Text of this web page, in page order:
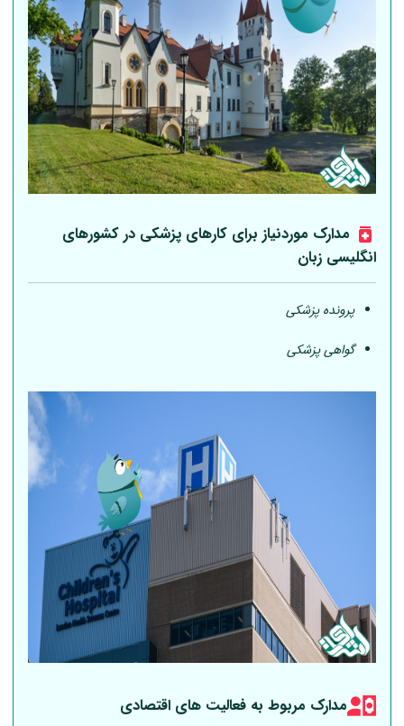
مدارک موردنیاز برای کارهای پزشکی در کشورهای
انگلیسی زبان
پرونده پزشکی
گواهی پزشکی
مدارک مربوط به فعالیت های اقتصادی